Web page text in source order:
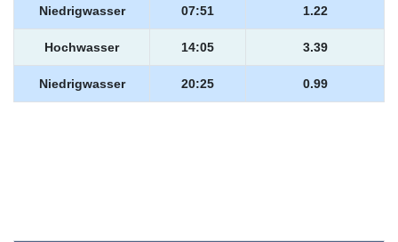
Niedrigwasser 07:51 1.22
Hochwasser 14:05 3.39
Niedrigwasser 20:25 0.99